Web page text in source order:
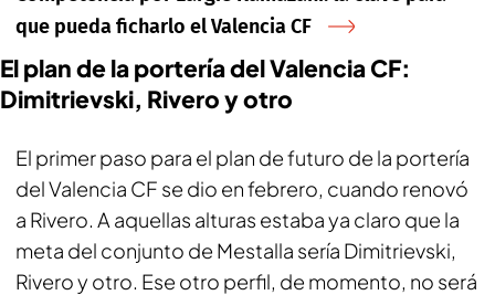
que pueda ficharlo el Valencia CF
El plan de la portería del Valencia CF:
Dimitrievski, Rivero y otro
El primer paso para el plan de futuro de la portería
del Valencia CF se dio en febrero, cuando renovó
a Rivero. A aquellas alturas estaba ya claro que la
meta del conjunto de Mestalla sería Dimitrievski,
Rivero y otro. Ese otro perfil, de momento, no será